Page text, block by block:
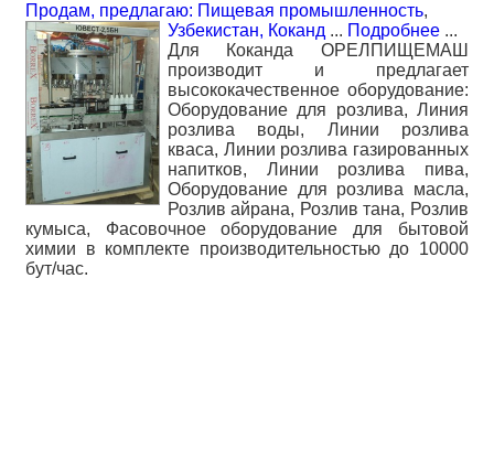
Продам, предлагаю: Пищевая промышленность,
Узбекистан, Коканд ... Подробнее ...
Для Коканда ОРЕЛПИЩЕМАШ
производит и предлагает
высококачественное оборудование:
Оборудование для розлива, Линия
розлива воды, Линии розлива
кваса, Линии розлива газированных
напитков, Линии розлива пива,
Оборудование для розлива масла,
Розлив айрана, Розлив тана, Розлив
кумыса, Фасовочное оборудование для бытовой
химии в комплекте производительностью до 10000
бут/час.